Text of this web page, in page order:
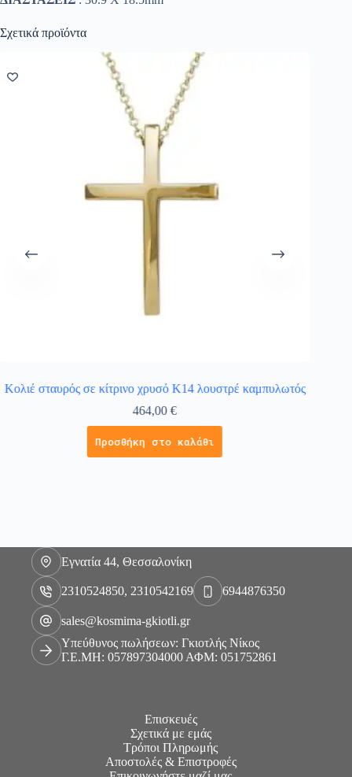
Σχετικά προϊόντα
Κολιέ σταυρός σε κίτρινο χρυσό Κ14 λουστρέ καμπυλωτός
464,00€
Προσθήκη στο καλάθι
Εγνατία 44, Θεσσαλονίκη
2310524850, 2310542169 6944876350
sales@kosmima-gkiotli.gr
Υπεύθυνος πωλήσεων: Γκιοτλής Νίκος
Γ.Ε.ΜΗ: 057897304000 ΑΦΜ: 051752861
Επισκευές
Σχετικά με εμάς
Τρόποι Πληρωμής
Αποστολές & Επιστροφές